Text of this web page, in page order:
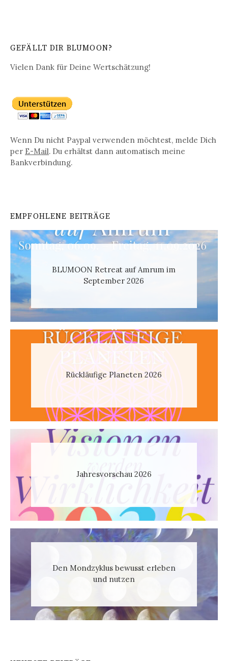
GEFÄLLT DIR BLUMOON?
Vielen Dank für Deine Wertschätzung!
Wenn Du nicht Paypal verwenden möchtest, melde Dich
per E-Mail. Du erhältst dann automatisch meine
Bankverbindung.
EMPFOHLENE BEITRÄGE
BLUMOON Retreat auf Amrum im
September 2026
Rückläufige Planeten 2026
Jahresvorschau 2026
Den Mondzyklus bewusst erleben
und nutzen